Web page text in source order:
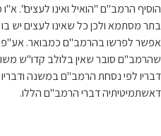
הוסיף הרמב"ם "הואיל ואינו לעצים".
בתר מסתמא ולכן כל שאינו לעצים יש
אפשר לפרשו בהרמב"ם כמבואר.
שהרמב"ם סובר שאין בלולב קדו"ש
דבריו לפי נסחת הרמב"ם במשנה
דאשתמיטיתיה דברי הרמב"ם הללו.